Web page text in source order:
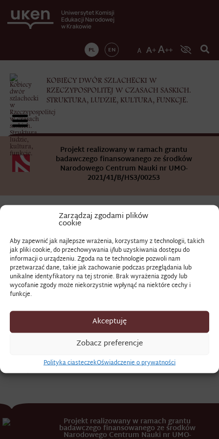
Zarządzaj zgodami plików
cookie
Aby zapewnić jak najlepsze wrażenia, korzystamy z technologii, takich
jak pliki cookie, do przechowywania i/lub uzyskiwania dostępu do
informacji o urządzeniu. Zgoda na te technologie pozwoli nam
przetwarzać dane, takie jak zachowanie podczas przeglądania lub
unikalne identyfikatory na tej stronie. Brak wyrażenia zgody lub
wycofanie zgody może niekorzystnie wpłynąć na niektóre cechy i
funkcje.
Akceptuję
Zobacz preferencje
Polityka ciasteczekOświadczenie o prywatności
Uniwersytet Komisji
Edukacji Narodowej
w Krakowie
PL EN
KOBIECY DWÓR SZLACHECKI W
RZECZYPOSPOLITEJ W CZASACH SASKICH.
STRUKTURA, LUDZIE, KULTURA, FUNKCJE.
Projekt realizowany w ramach grantu
badawczego finansowanego ze środków
Narodowego Centrum Nauki nr UMO-
2021/41/B/HS3/00253
OKSEN
[właśc. okseft (niem.Oxhoft)] – miara pojemności płynów
głownie wina i piwa, tzw. wielka beczka. Jeden okseft pruski
200 do 600 litrów.
Źródło:AP Przemyśl, AMP, rkps 1241, s. 14, Rachunki
gospodarcze prywatne z 1758 r.
Zob. szerzej:B. Popiołek,Między kuchnią i spiżarnią (w
druku).
Projekt realizowany w ramach grantu
badawczego finansowanego ze środków
Narodowego Centrum Nauki nr UMO-